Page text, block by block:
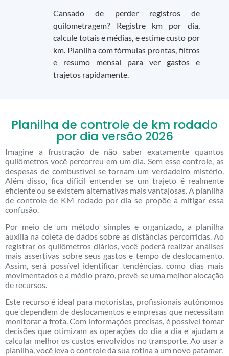
Cansado de perder registros de
quilometragem? Registre km por dia,
calcule totais e médias, e estime custo por
km. Planilha com fórmulas prontas, filtros
e resumo mensal para ver gastos e
trajetos rapidamente.
Planilha de controle de km rodado
por dia versão 2026
Imagine a frustração de não saber exatamente quantos
quilômetros você percorreu em um dia. Sem esse controle, as
despesas de combustível se tornam um verdadeiro mistério.
Além disso, fica difícil entender se um trajeto é realmente
eficiente ou se existem alternativas mais vantajosas. A planilha
de controle de KM rodado por dia se propõe a mitigar essa
confusão.
Por meio de um método simples e organizado, a planilha
auxilia na coleta de dados sobre as distâncias percorridas. Ao
registrar os quilômetros diários, você poderá realizar análises
mais assertivas sobre seus gastos e tempo de deslocamento.
Assim, será possível identificar tendências, como dias mais
movimentados e a médio prazo, prevê-se uma melhor alocação
de recursos.
Este recurso é ideal para motoristas, profissionais autônomos
que dependem de deslocamentos e empresas que necessitam
monitorar a frota. Com informações precisas, é possível tomar
decisões que otimizam as operações do dia a dia e ajudam a
calcular melhor os custos envolvidos no transporte. Ao usar a
planilha, você leva o controle da sua rotina a um novo patamar.